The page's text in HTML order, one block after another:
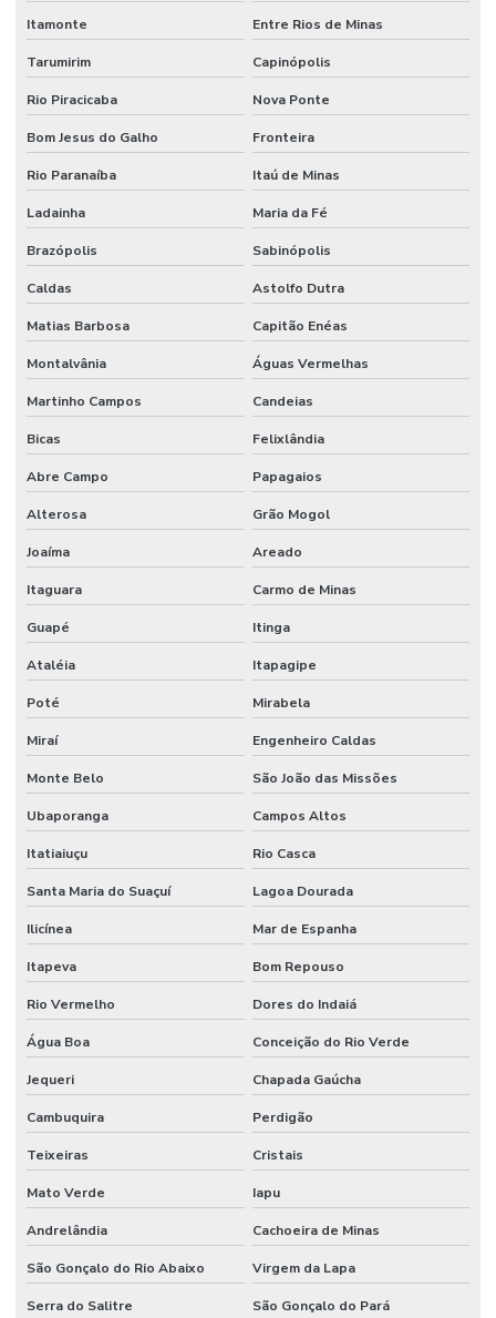
Itamonte Entre Rios de Minas
Tarumirim Capinópolis
Rio Piracicaba Nova Ponte
Bom Jesus do Galho Fronteira
Rio Paranaíba Itaú de Minas
Ladainha Maria da Fé
Brazópolis Sabinópolis
Caldas Astolfo Dutra
Matias Barbosa Capitão Enéas
Montalvânia Águas Vermelhas
Martinho Campos Candeias
Bicas Felixlândia
Abre Campo Papagaios
Alterosa Grão Mogol
Joaíma Areado
Itaguara Carmo de Minas
Guapé Itinga
Ataléia Itapagipe
Poté Mirabela
Miraí Engenheiro Caldas
Monte Belo São João das Missões
Ubaporanga Campos Altos
Itatiaiuçu Rio Casca
Santa Maria do Suaçuí Lagoa Dourada
Ilicínea Mar de Espanha
Itapeva Bom Repouso
Rio Vermelho Dores do Indaiá
Água Boa Conceição do Rio Verde
Jequeri Chapada Gaúcha
Cambuquira Perdigão
Teixeiras Cristais
Mato Verde Iapu
Andrelândia Cachoeira de Minas
São Gonçalo do Rio Abaixo Virgem da Lapa
Serra do Salitre São Gonçalo do Pará